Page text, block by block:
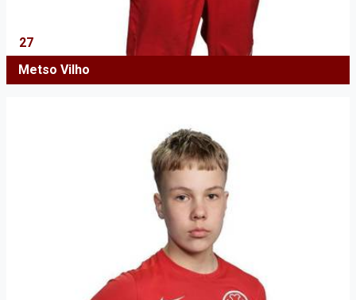
27
Metso Vilho